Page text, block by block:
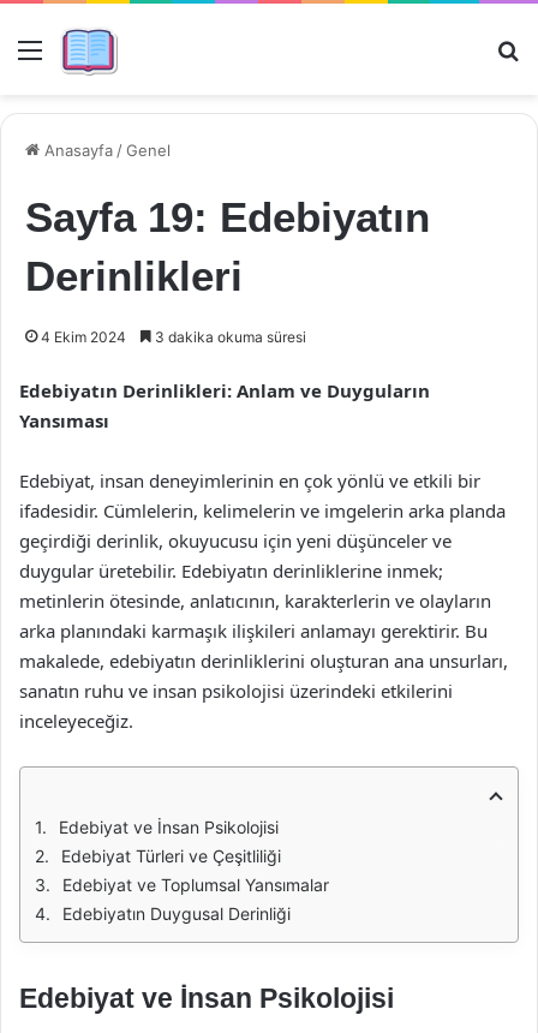
Menü
Anasayfa /Genel
Sayfa 19: Edebiyatın
Derinlikleri
4 Ekim 2024 3 dakika okuma süresi
Edebiyatın Derinlikleri: Anlam ve Duyguların
Yansıması
Edebiyat, insan deneyimlerinin en çok yönlü ve etkili bir
ifadesidir. Cümlelerin, kelimelerin ve imgelerin arka planda
geçirdiği derinlik, okuyucusu için yeni düşünceler ve
duygular üretebilir. Edebiyatın derinliklerine inmek;
metinlerin ötesinde, anlatıcının, karakterlerin ve olayların
arka planındaki karmaşık ilişkileri anlamayı gerektirir. Bu
makalede, edebiyatın derinliklerini oluşturan ana unsurları,
sanatın ruhu ve insan psikolojisi üzerindeki etkilerini
inceleyeceğiz.
Edebiyat ve İnsan Psikolojisi
Edebiyat Türleri ve Çeşitliliği
Edebiyat ve Toplumsal Yansımalar
Edebiyatın Duygusal Derinliği
Edebiyat ve İnsan Psikolojisi